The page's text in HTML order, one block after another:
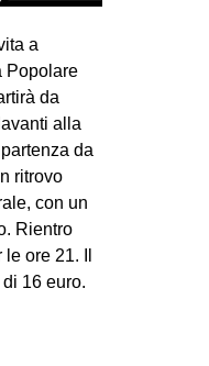
a
Popolare
da
alla
da
ritrovo
con un
Rientro
ore 21. Il
16 euro.